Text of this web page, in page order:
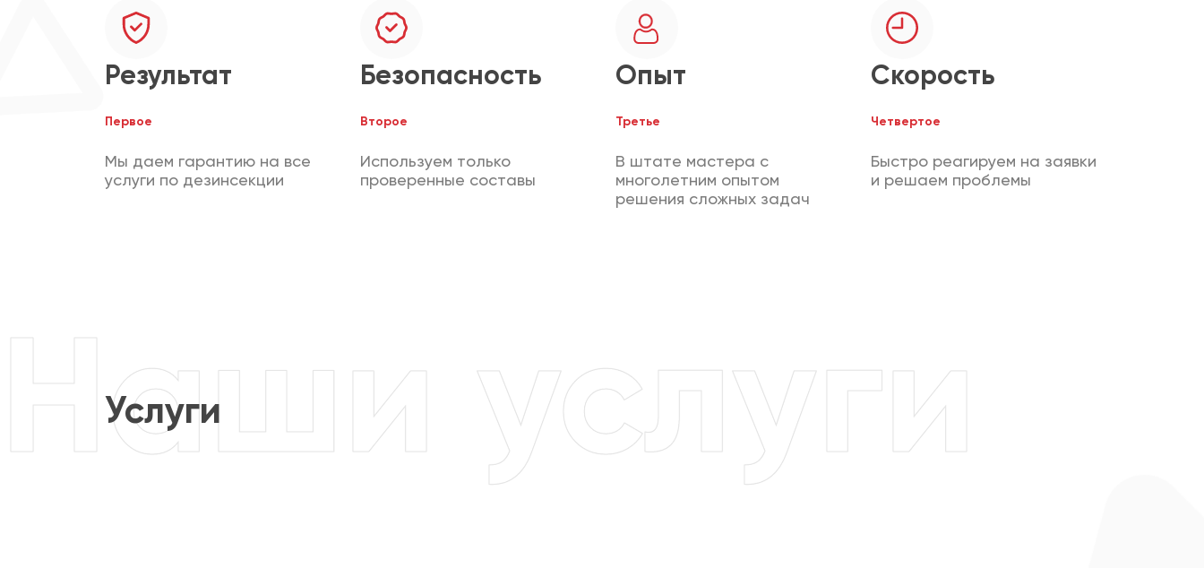
Результат
Первое
Мы даем гарантию на все
услуги по дезинсекции
Безопасность
Второе
Используем только
проверенные составы
Опыт
Третье
В штате мастера с
многолетним опытом
решения сложных задач
Скорость
Четвертое
Быстро реагируем на заявки
и решаем проблемы
Услуги